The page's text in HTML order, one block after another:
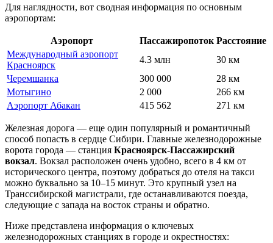
Для наглядности, вот сводная информация по основным
аэропортам:
Аэропорт Пассажиропоток Расстояние
Международный аэропорт
Красноярск
4.3 млн
30 км
Черемшанка
300 000
28 км
Мотыгино
2 000
266 км
Аэропорт Абакан
415 562 271 км
Железная дорога — еще один популярный и романтичный
способ попасть в сердце Сибири. Главные железнодорожные
ворота города — станция Красноярск-Пассажирский
вокзал. Вокзал расположен очень удобно, всего в 4 км от
исторического центра, поэтому добраться до отеля на такси
можно буквально за 10–15 минут. Это крупный узел на
Транссибирской магистрали, где останавливаются поезда,
следующие с запада на восток страны и обратно.
Ниже представлена информация о ключевых
железнодорожных станциях в городе и окрестностях: